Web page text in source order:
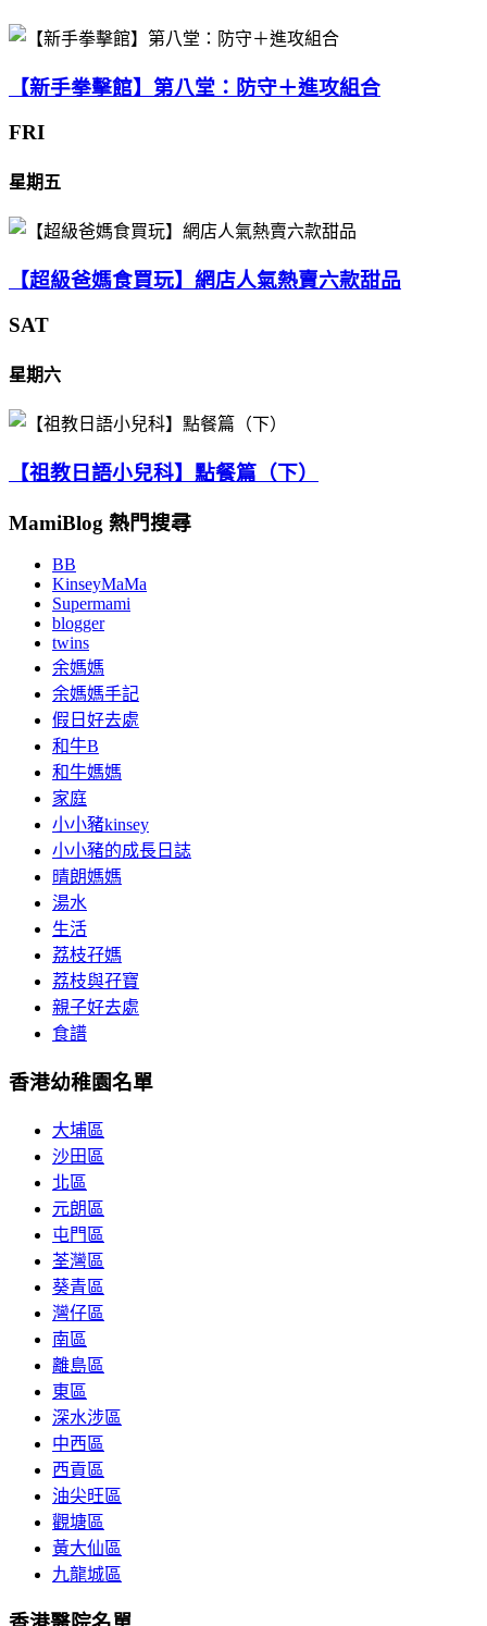
【新手拳擊館】第八堂：防守＋進攻組合
FRI
星期五
【超級爸媽食買玩】網店人氣熱賣六款甜品
SAT
星期六
【祖教日語小兒科】點餐篇（下）
MamiBlog 熱門搜尋
BB
KinseyMaMa
Supermami
blogger
twins
余媽媽
余媽媽手記
假日好去處
和牛B
和牛媽媽
家庭
小小豬kinsey
小小豬的成長日誌
晴朗媽媽
湯水
生活
荔枝孖媽
荔枝與孖寶
親子好去處
食譜
香港幼稚園名單
大埔區
沙田區
北區
元朗區
屯門區
荃灣區
葵青區
灣仔區
南區
離島區
東區
深水涉區
中西區
西貢區
油尖旺區
觀塘區
黃大仙區
九龍城區